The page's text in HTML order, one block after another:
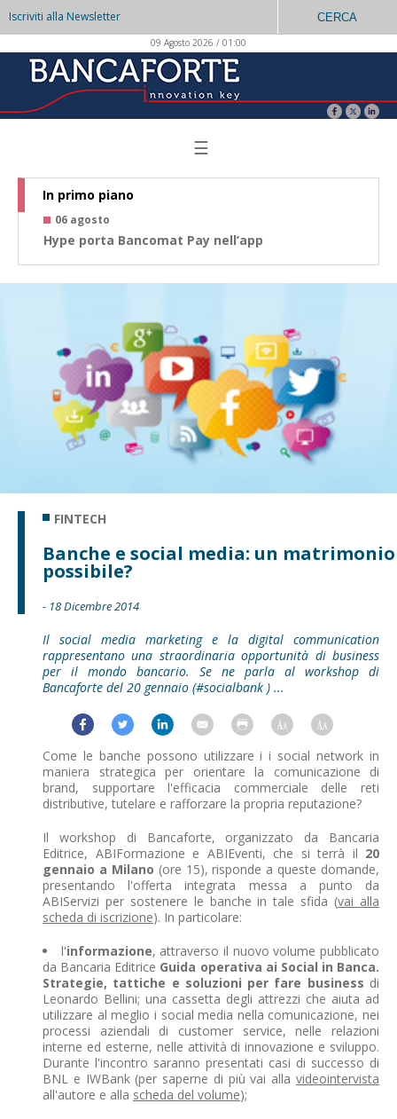
Iscriviti alla Newsletter CERCA
09 Agosto 2026 / 01:00
☰
In primo piano
06 agosto
Hype porta Bancomat Pay nell’app
FINTECH
Banche e social media: un matrimonio
possibile?
- 18 Dicembre 2014
Il social media marketing e la digital communication
rappresentano una straordinaria opportunità di business
per il mondo bancario. Se ne parla al workshop di
Bancaforte del 20 gennaio (#socialbank ) ...
Come le banche possono utilizzare i i social network in
maniera strategica per orientare la comunicazione di
brand, supportare l'efficacia commerciale delle reti
distributive, tutelare e rafforzare la propria reputazione?
Il workshop di Bancaforte, organizzato da Bancaria
Editrice, ABIFormazione e ABIEventi, che si terrà il 20
gennaio a Milano (ore 15), risponde a queste domande,
presentando l'offerta integrata messa a punto da
ABIServizi per sostenere le banche in tale sfida (vai alla
scheda di iscrizione). In particolare:
l'informazione, attraverso il nuovo volume pubblicato
da Bancaria Editrice Guida operativa ai Social in Banca.
Strategie, tattiche e soluzioni per fare business di
Leonardo Bellini; una cassetta degli attrezzi che aiuta ad
utilizzare al meglio i social media nella comunicazione, nei
processi aziendali di customer service, nelle relazioni
interne ed esterne, nelle attività di innovazione e sviluppo.
Durante l'incontro saranno presentati casi di successo di
BNL e IWBank (per saperne di più vai alla videointervista
all'autore e alla scheda del volume);